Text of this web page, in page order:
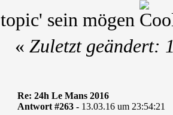
topic' sein mögen
« Zuletzt geändert:
Re: 24h Le Mans 2016
Antwort #263 - 13.03.16 um 23:54:21